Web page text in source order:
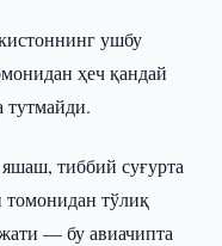
ушбу
ҳеч қандай
тутмайди.
тиббий суғурта
тўлиқ
— бу авиачипта